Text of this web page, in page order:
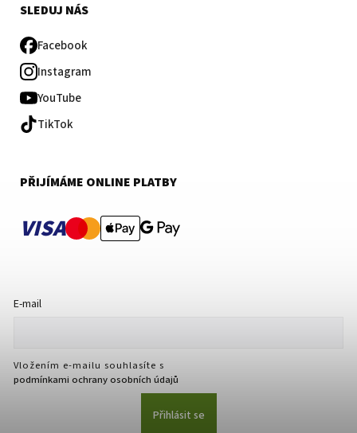
SLEDUJ NÁS
Facebook
Instagram
YouTube
TikTok
PŘIJÍMÁME ONLINE PLATBY
VISA
E-mail
Vložením e-mailu souhlasíte s
podmínkami ochrany osobních údajů
Přihlásit se